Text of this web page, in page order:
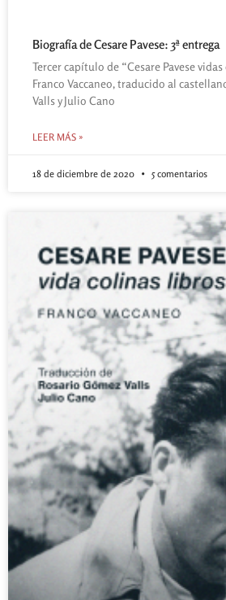
Biografía de Cesare Pavese: 3ª entrega
Tercer capítulo de “Cesare Pavese
Franco Vaccaneo, traducido al
Valls y Julio Cano
LEER MÁS »
18 de diciembre de 2020 5 comentarios